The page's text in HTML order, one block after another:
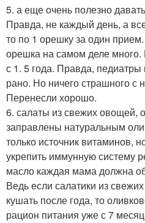
5. а еще очень полезно
Правда, не каждый день, а
то по 1 орешку за один
орешка на самом деле
с 1. 5 года. Правда, педиатры
рано. Но ничего страшного с
Перенесли хорошо.
6. салаты из свежих овощей,
заправлены натуральным
только источник витаминов,
укрепить иммунную систему
масло каждая мама должна
Ведь если салатики из
кушать после года, то
рацион питания уже с 7